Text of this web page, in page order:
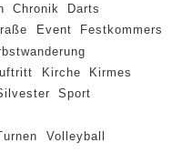
Chronik
Darts
Event
Festkommers
Kirche
Kirmes
Sport
Volleyball